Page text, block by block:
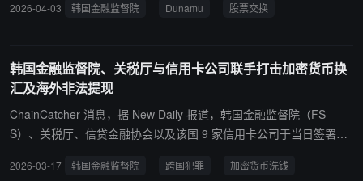
日提交的报告中，关于“未来公司结构重组计划”及“其他投资判断相关
《特定金融信息法》完成大股东变更申报，此次股票交换可能面临延
迟或取消的风险。此外，韩国正在审议中的《数字资产基本法》立法
进程也可能对该交易产生重大影响。
2026-04-03 韩国金融监督院 Dunamu 股票交换
韩国金融监督院、关税厅与信用卡公司联手打击加密货币换
汇及海外非法提现
ChainCatcher 消息，据 New Daily 报道，韩国金融监督院（FS
S）、关税厅、信贷金融协会以及该国 9 家信用卡公司于当日签署了
外信用卡使用明细和出入境记录，从源头上切断电话诈骗及虚拟资产
2026-03-17 韩国金融监督院 跨国犯罪 加密货币洗钱